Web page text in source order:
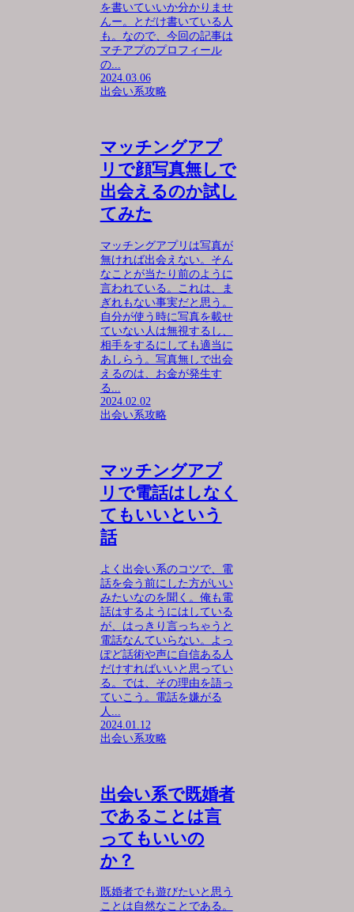
を書いていいか分かりませ
んー。とだけ書いている人
も。なので、今回の記事は
マチアプのプロフィール
の...
2024.03.06
出会い系攻略
マッチングアプ
リで顔写真無しで
出会えるのか試し
てみた
マッチングアプリは写真が
無ければ出会えない。そん
なことが当たり前のように
言われている。これは、ま
ぎれもない事実だと思う。
自分が使う時に写真を載せ
ていない人は無視するし、
相手をするにしても適当に
あしらう。写真無しで出会
えるのは、お金が発生す
る...
2024.02.02
出会い系攻略
マッチングアプ
リで電話はしなく
てもいいという
話
よく出会い系のコツで、電
話を会う前にした方がいい
みたいなのを聞く。俺も電
話はするようにはしている
が、はっきり言っちゃうと
電話なんていらない。よっ
ぽど話術や声に自信ある人
だけすればいいと思ってい
る。では、その理由を語っ
ていこう。電話を嫌がる
人...
2024.01.12
出会い系攻略
出会い系で既婚者
であることは言
ってもいいの
か？
既婚者でも遊びたいと思う
ことは自然なことである。